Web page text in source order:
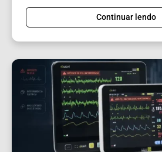
Continuar lendo